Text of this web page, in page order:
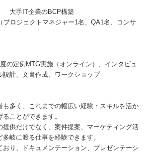
大手IT企業のBCP構築
プロジェクトマネジャー1名、QA1名、コンサ
の定例MTG実施（オンライン）、インタビュ
設計、文書作成、ワークショップ
も多く、これまでの幅広い経験・スキルを活か
ことができます。
提供だけでなく、案件提案、マーケティング活
岐に渡る仕事を経験できます。
おり、ドキュメンテーション、プレゼンテーシ